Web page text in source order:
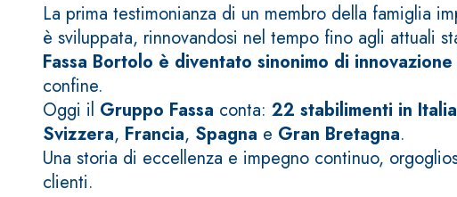
La prima testimonianza di un membro della famiglia
è sviluppata, rinnovandosi nel tempo fino agli attuali
Fassa Bortolo è diventato sinonimo di
confine.
Oggi il Gruppo Fassa conta: 22 stabilimenti in Italia
Svizzera, Francia, Spagna e Gran Bretagna.
Una storia di eccellenza e impegno continuo,
clienti.